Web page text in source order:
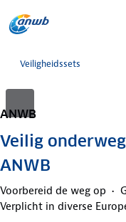
Veiligheidssets
ANWB
Veilig
ANWB
Voorbereid de weg op
Verplicht in diverse